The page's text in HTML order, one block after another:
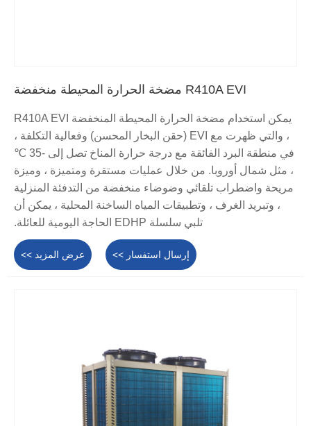
R410A EVI مضخة الحرارة المحيطة منخفضة
يمكن استخدام مضخة الحرارة المحيطة المنخفضة R410A EVI
، والتي ظهرت مع EVI (حقن البخار المحسن) وفعالية التكلفة ،
في منطقة البرد الفائقة مع درجة حرارة المناخ تصل إلى -35 ℃
، مثل شمال أوروبا. من خلال عمليات مستقرة ومتميزة ، وميزة
مريحة واضطراب تلقائي وضوضاء منخفضة من التدفئة المنزلية
، وتبريد الغرف ، وتطبيقات المياه الساخنة المحلية ، يمكن أن
تلبي سلسلة EDHP الحاجة اليومية للعائلة.
عرض المزيد >> إرسال استفسار >>